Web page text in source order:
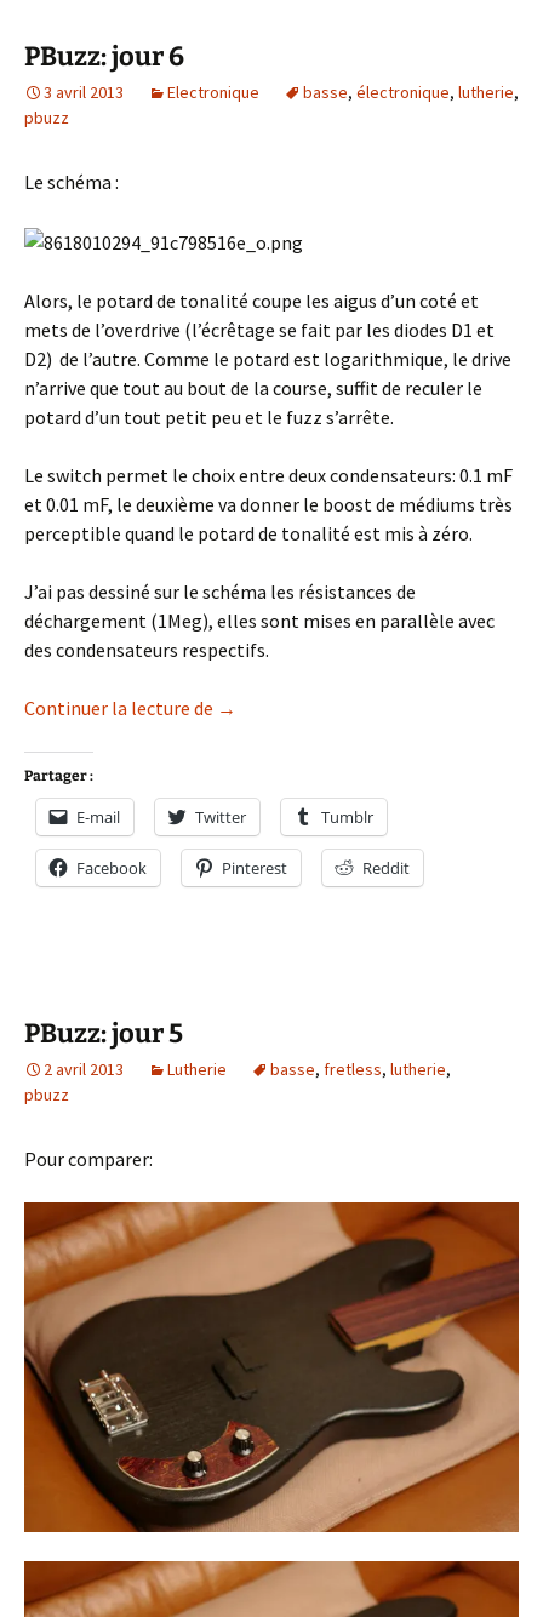
PBuzz: jour 6
3 avril 2013 Electronique basse, électronique, lutherie,
pbuzz
Le schéma :
Alors, le potard de tonalité coupe les aigus d’un coté et
mets de l’overdrive (l’écrêtage se fait par les diodes D1 et
D2) de l’autre. Comme le potard est logarithmique, le drive
n’arrive que tout au bout de la course, suffit de reculer le
potard d’un tout petit peu et le fuzz s’arrête.
Le switch permet le choix entre deux condensateurs: 0.1 mF
et 0.01 mF, le deuxième va donner le boost de médiums très
perceptible quand le potard de tonalité est mis à zéro.
J’ai pas dessiné sur le schéma les résistances de
déchargement (1Meg), elles sont mises en parallèle avec
des condensateurs respectifs.
Continuer la lecture de PBuzz: jour 6
→
Partager :
E-mail Twitter Tumblr
Facebook Pinterest Reddit
PBuzz: jour 5
2 avril 2013 Lutherie basse, fretless, lutherie,
pbuzz
Pour comparer: